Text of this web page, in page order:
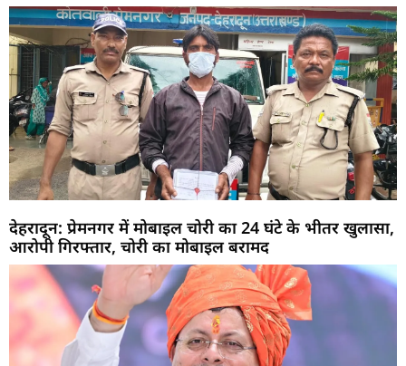
देहरादून: प्रेमनगर में मोबाइल चोरी का 24 घंटे के भीतर खुलासा,
आरोपी गिरफ्तार, चोरी का मोबाइल बरामद